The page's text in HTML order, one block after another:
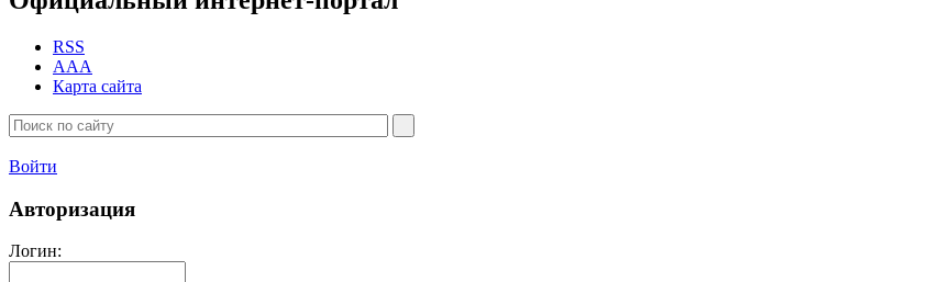
RSS
AAA
Карта сайта
Войти
Авторизация
Логин: